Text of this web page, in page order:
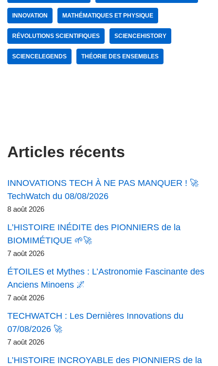
INNOVATION MATHÉMATIQUES ET PHYSIQUE
RÉVOLUTIONS SCIENTIFIQUES SCIENCEHISTORY
SCIENCELEGENDS THÉORIE DES ENSEMBLES
Articles récents
INNOVATIONS TECH À NE PAS MANQUER ! 🚀
TechWatch du 08/08/2026
8 août 2026
L’HISTOIRE INÉDITE des PIONNIERS de la
BIOMIMÉTIQUE 🌱🚀
7 août 2026
ÉTOILES et Mythes : L’Astronomie Fascinante des
Anciens Minoens 🌌
7 août 2026
TECHWATCH : Les Dernières Innovations du
07/08/2026 🚀
7 août 2026
L’HISTOIRE INCROYABLE des PIONNIERS de la